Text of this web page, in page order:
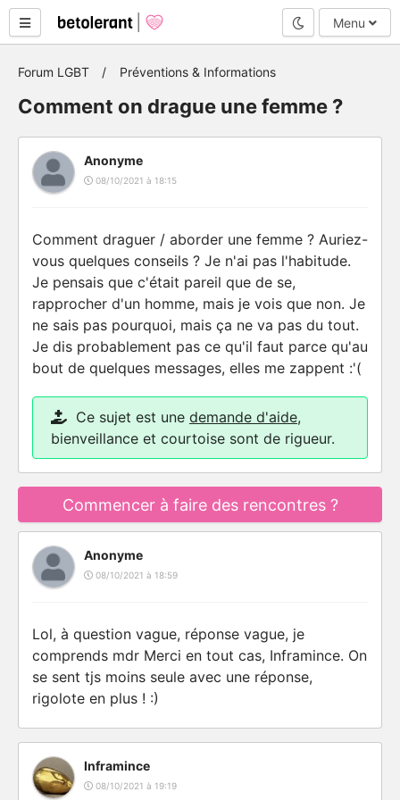
Mode nuit
Menu
Forum LGBT Préventions & Informations
Comment on drague une femme ?
Anonyme
08/10/2021 à 18:15
Comment draguer / aborder une femme ? Auriez-
vous quelques conseils ? Je n'ai pas l'habitude.
Je pensais que c'était pareil que de se,
rapprocher d'un homme, mais je vois que non. Je
ne sais pas pourquoi, mais ça ne va pas du tout.
Je dis probablement pas ce qu'il faut parce qu'au
bout de quelques messages, elles me zappent :'(
Ce sujet est une demande d'aide,
bienveillance et courtoise sont de rigueur.
Commencer à faire des rencontres ?
Anonyme
08/10/2021 à 18:59
Lol, à question vague, réponse vague, je
comprends mdr Merci en tout cas, Inframince. On
se sent tjs moins seule avec une réponse,
rigolote en plus ! :)
Inframince
08/10/2021 à 19:19